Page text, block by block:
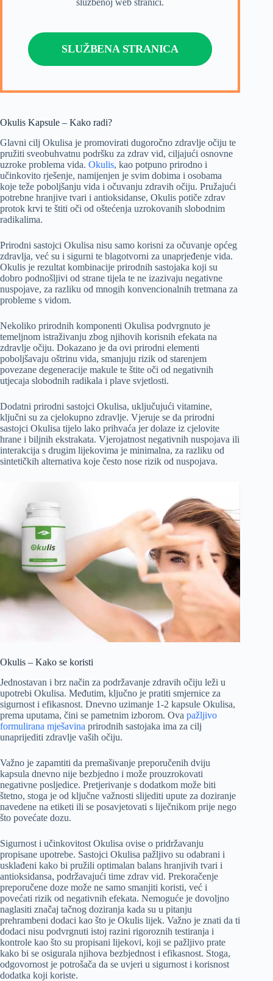
službenoj web stranici.
SLUŽBENA STRANICA
Okulis Kapsule – Kako radi?
Glavni cilj Okulisa je promovirati dugoročno zdravlje očiju te
pružiti sveobuhvatnu podršku za zdrav vid, ciljajući osnovne
uzroke problema vida. Okulis, kao potpuno prirodno i
učinkovito rješenje, namijenjen je svim dobima i osobama
koje teže poboljšanju vida i očuvanju zdravih očiju. Pružajući
potrebne hranjive tvari i antioksidanse, Okulis potiče zdrav
protok krvi te štiti oči od oštećenja uzrokovanih slobodnim
radikalima.
Prirodni sastojci Okulisa nisu samo korisni za očuvanje općeg
zdravlja, već su i sigurni te blagotvorni za unaprjeđenje vida.
Okulis je rezultat kombinacije prirodnih sastojaka koji su
dobro podnošljivi od strane tijela te ne izazivaju negativne
nuspojave, za razliku od mnogih konvencionalnih tretmana za
probleme s vidom.
Nekoliko prirodnih komponenti Okulisa podvrgnuto je
temeljnom istraživanju zbog njihovih korisnih efekata na
zdravlje očiju. Dokazano je da ovi prirodni elementi
poboljšavaju oštrinu vida, smanjuju rizik od starenjem
povezane degeneracije makule te štite oči od negativnih
utjecaja slobodnih radikala i plave svjetlosti.
Dodatni prirodni sastojci Okulisa, uključujući vitamine,
ključni su za cjelokupno zdravlje. Vjeruje se da prirodni
sastojci Okulisa tijelo lako prihvaća jer dolaze iz cjelovite
hrane i biljnih ekstrakata. Vjerojatnost negativnih nuspojava ili
interakcija s drugim lijekovima je minimalna, za razliku od
sintetičkih alternativa koje često nose rizik od nuspojava.
Okulis – Kako se koristi
Jednostavan i brz način za podržavanje zdravih očiju leži u
upotrebi Okulisa. Međutim, ključno je pratiti smjernice za
sigurnost i efikasnost. Dnevno uzimanje 1-2 kapsule Okulisa,
prema uputama, čini se pametnim izborom. Ova pažljivo
formulirana mješavina prirodnih sastojaka ima za cilj
unaprijediti zdravlje vaših očiju.
Važno je zapamtiti da premašivanje preporučenih dviju
kapsula dnevno nije bezbjedno i može prouzrokovati
negativne posljedice. Pretjerivanje s dodatkom može biti
štetno, stoga je od ključne važnosti slijediti upute za doziranje
navedene na etiketi ili se posavjetovati s liječnikom prije nego
što povećate dozu.
Sigurnost i učinkovitost Okulisa ovise o pridržavanju
propisane upotrebe. Sastojci Okulisa pažljivo su odabrani i
usklađeni kako bi pružili optimalan balans hranjivih tvari i
antioksidansa, podržavajući time zdrav vid. Prekoračenje
preporučene doze može ne samo smanjiti koristi, već i
povećati rizik od negativnih efekata. Nemoguće je dovoljno
naglasiti značaj tačnog doziranja kada su u pitanju
prehrambeni dodaci kao što je Okulis lijek. Važno je znati da ti
dodaci nisu podvrgnuti istoj razini rigoroznih testiranja i
kontrole kao što su propisani lijekovi, koji se pažljivo prate
kako bi se osigurala njihova bezbjednost i efikasnost. Stoga,
odgovornost je potrošača da se uvjeri u sigurnost i korisnost
dodatka koji koriste.